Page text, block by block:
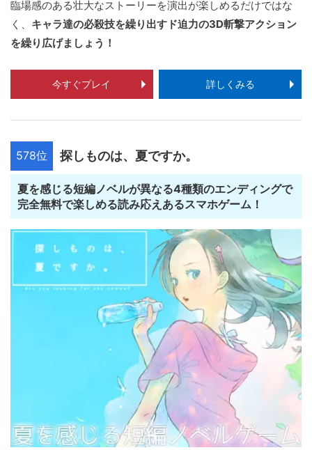
臨場感のある壮大なストーリーを演出が楽しめるだけではな
く、 キャラ達の必殺技を繰り出すド迫力の3D斬撃アクション
を繰り広げましょう！
今すぐプレイ 詳しくみる
578位 探しものは、夏ですか。
夏を感じる短編ノベルが異なる4種類のエンディングで
完全無料で楽しめる読み応えあるスマホゲーム！